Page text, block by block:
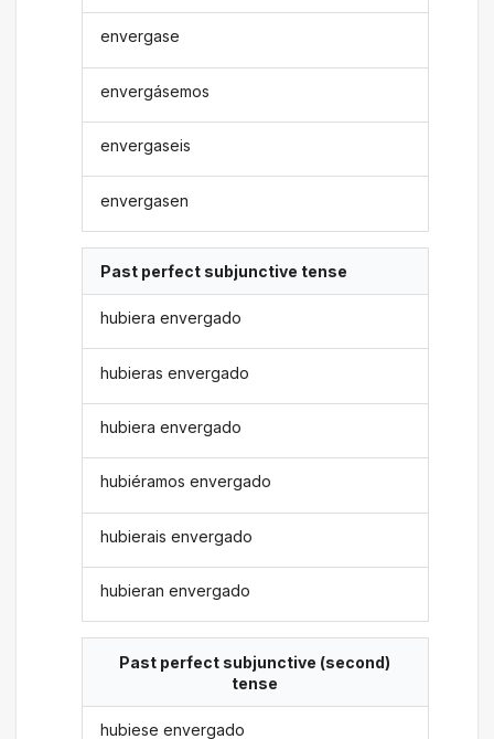
envergase
envergásemos
envergaseis
envergasen
Past perfect subjunctive tense
hubiera envergado
hubieras envergado
hubiera envergado
hubiéramos envergado
hubierais envergado
hubieran envergado
Past perfect subjunctive (second)
tense
hubiese envergado